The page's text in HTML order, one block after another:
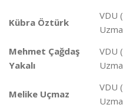
Kübra Öztürk
VDU
Mehmet Çağdaş
Yakalı
VDU
Melike Uçmaz
VDU